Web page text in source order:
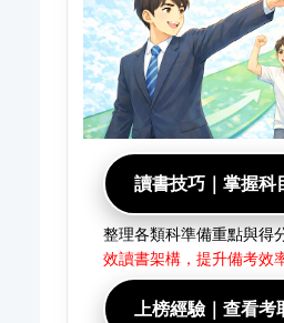
讀書技巧｜掌握
整理各類科準備重點與得
效讀書架構，提升備考效
上榜經驗｜查看